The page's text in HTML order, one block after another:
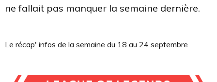
ne fallait pas manquer la semaine dernière.
Le récap' infos de la semaine du 18 au 24 septembre